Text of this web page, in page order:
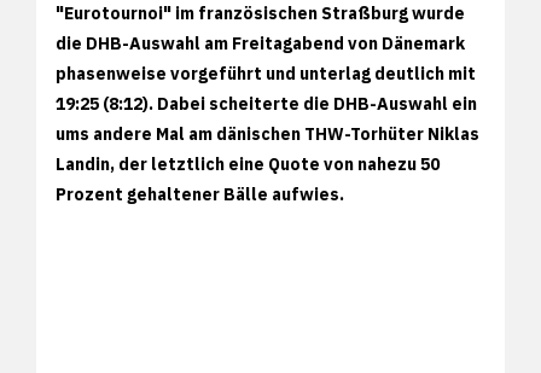
"Eurotournoi" im französischen Straßburg wurde
die DHB-Auswahl am Freitagabend von Dänemark
phasenweise vorgeführt und unterlag deutlich mit
19:25 (8:12). Dabei scheiterte die DHB-Auswahl ein
ums andere Mal am dänischen THW-Torhüter Niklas
Landin, der letztlich eine Quote von nahezu 50
Prozent gehaltener Bälle aufwies.